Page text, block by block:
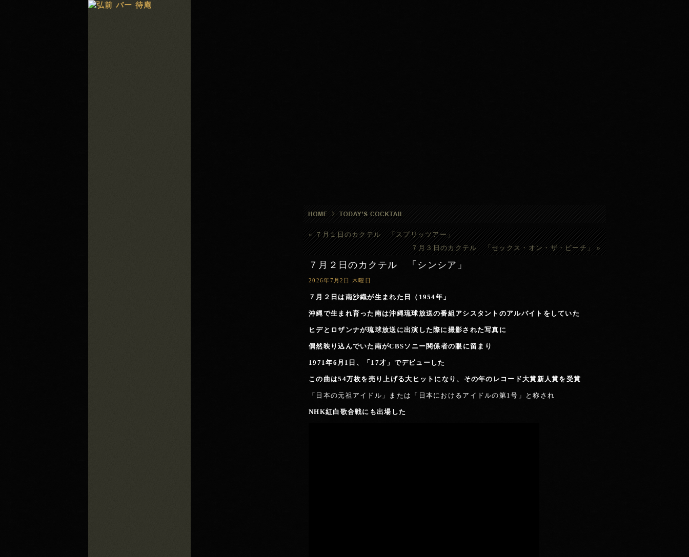
«７月１日のカクテル 「スプリッツアー」
７月３日のカクテル 「セックス・オン・ザ・ビーチ」»
７月２日のカクテル 「シンシア」
2026年7月2日 木曜日
７月２日は南沙織が生まれた日（1954年」
沖縄で生まれ育った南は沖縄琉球放送の番組アシスタントのアルバイトをしていた
ヒデとロザンナが琉球放送に出演した際に撮影された写真に
偶然映り込んでいた南がCBSソニー関係者の眼に留まり
1971年6月1日、「17才」でデビューした
この曲は54万枚を売り上げる大ヒットになり、その年のレコード大賞新人賞を受賞
「日本の元祖アイドル」または「日本におけるアイドルの第1号」と称され
NHK紅白歌合戦にも出場した